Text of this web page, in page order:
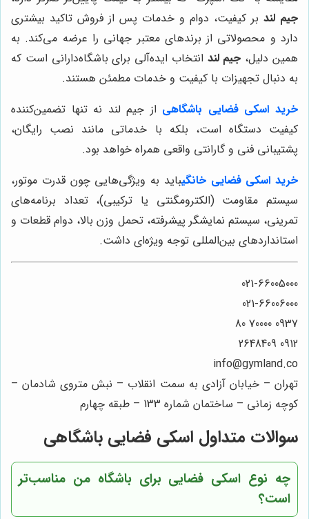
جیم لند بر کیفیت، دوام و خدمات پس از فروش تاکید بیشتری
دارد و محصولاتی از برندهای معتبر جهانی را عرضه می‌کند. به
همین دلیل، جیم لند انتخاب ایده‌آلی برای باشگاه‌دارانی است که
به دنبال تجهیزات با کیفیت و خدمات مطمئن هستند.
خرید اسکی فضایی باشگاهی از جیم لند نه تنها تضمین‌کننده
کیفیت دستگاه است، بلکه با خدماتی مانند نصب رایگان،
پشتیبانی فنی و گارانتی واقعی همراه خواهد بود.
خرید اسکی فضایی خانگیباید به ویژگی‌هایی چون قدرت موتور،
سیستم مقاومت (الکترومگنتی یا ترکیبی)، تعداد برنامه‌های
تمرینی، سیستم نمایشگر پیشرفته، تحمل وزن بالا، دوام قطعات و
استانداردهای بین‌المللی توجه ویژه‌ای داشت.
021-66005000
021-66006000
0937 70000 80
0912 2648409
info@gymland.co
تهران – خیابان آزادی به سمت انقلاب – نبش متروی شادمان –
کوچه زمانی – ساختمان شماره 133 – طبقه چهارم
سوالات متداول اسکی فضایی باشگاهی
چه نوع اسکی فضایی برای باشگاه من مناسب‌تر
است؟